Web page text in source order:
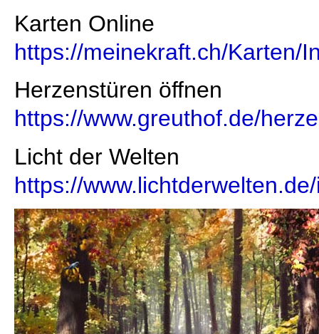
Karten Online
https://meinekraft.ch/Karten/
Herzenstüren öffnen
https://www.greuthof.de/
Licht der Welten
https://